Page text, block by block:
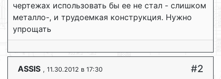
чертежах использовать бы ее не стал - слишком
металло-, и трудоемкая конструкция. Нужно
упрощать
ASSIS , 11.30.2012 в 17:30 #2